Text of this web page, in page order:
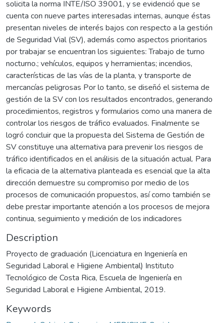
solicita la norma INTE/ISO 39001, y se evidenció que se
cuenta con nueve partes interesadas internas, aunque éstas
presentan niveles de interés bajos con respecto a la gestión
de Seguridad Vial (SV), además como aspectos prioritarios
por trabajar se encuentran los siguientes: Trabajo de turno
nocturno.; vehículos, equipos y herramientas; incendios,
características de las vías de la planta, y transporte de
mercancías peligrosas Por lo tanto, se diseñó el sistema de
gestión de la SV con los resultados encontrados, generando
procedimientos, registros y formularios como una manera de
controlar los riesgos de tráfico evaluados. Finalmente se
logró concluir que la propuesta del Sistema de Gestión de
SV constituye una alternativa para prevenir los riesgos de
tráfico identificados en el análisis de la situación actual. Para
la eficacia de la alternativa planteada es esencial que la alta
dirección demuestre su compromiso por medio de los
procesos de comunicación propuestos, así como también se
debe prestar importante atención a los procesos de mejora
continua, seguimiento y medición de los indicadores
Description
Proyecto de graduación (Licenciatura en Ingeniería en
Seguridad Laboral e Higiene Ambiental) Instituto
Tecnológico de Costa Rica, Escuela de Ingeniería en
Seguridad Laboral e Higiene Ambiental, 2019.
Keywords